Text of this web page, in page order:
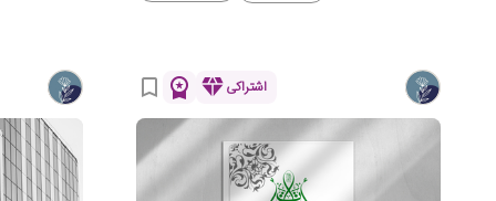
اشتراکیdiamond
workspace_premium
bookmark_border